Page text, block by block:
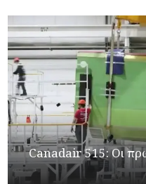
Canadair 515: Οι